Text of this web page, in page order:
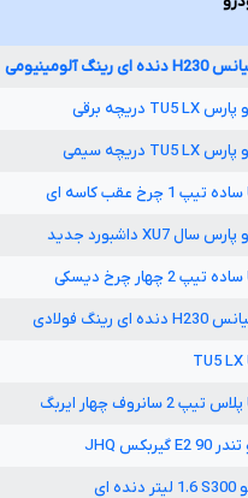
H230دنده ای رینگ آلومینیومی
پارسLX
TU5 دریچه برقی
پارسLX
TU5 دریچه سیمی
ساده تیپ 1 چرخ عقب کاسه ای
پارس سالXU7 داشبورد جدید
ساده تیپ2چهار چرخ دیسکی
H230 دنده ای رینگ فولادی
LX
TU5
پلاس تیپ2سانروف چهار ایربگ
تندر 90
E2گیربکس JHQ
S300
1.6 لیتر دنده ای